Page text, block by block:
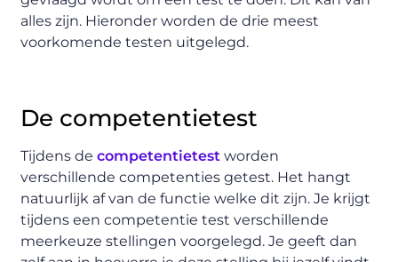
alles zijn. Hieronder worden de drie meest
voorkomende testen uitgelegd.
De competentietest
Tijdens decompetentietest worden
verschillende competenties getest. Het hangt
natuurlijk af van de functie welke dit zijn. Je krijgt
tijdens een competentie test verschillende
meerkeuze stellingen voorgelegd. Je geeft dan